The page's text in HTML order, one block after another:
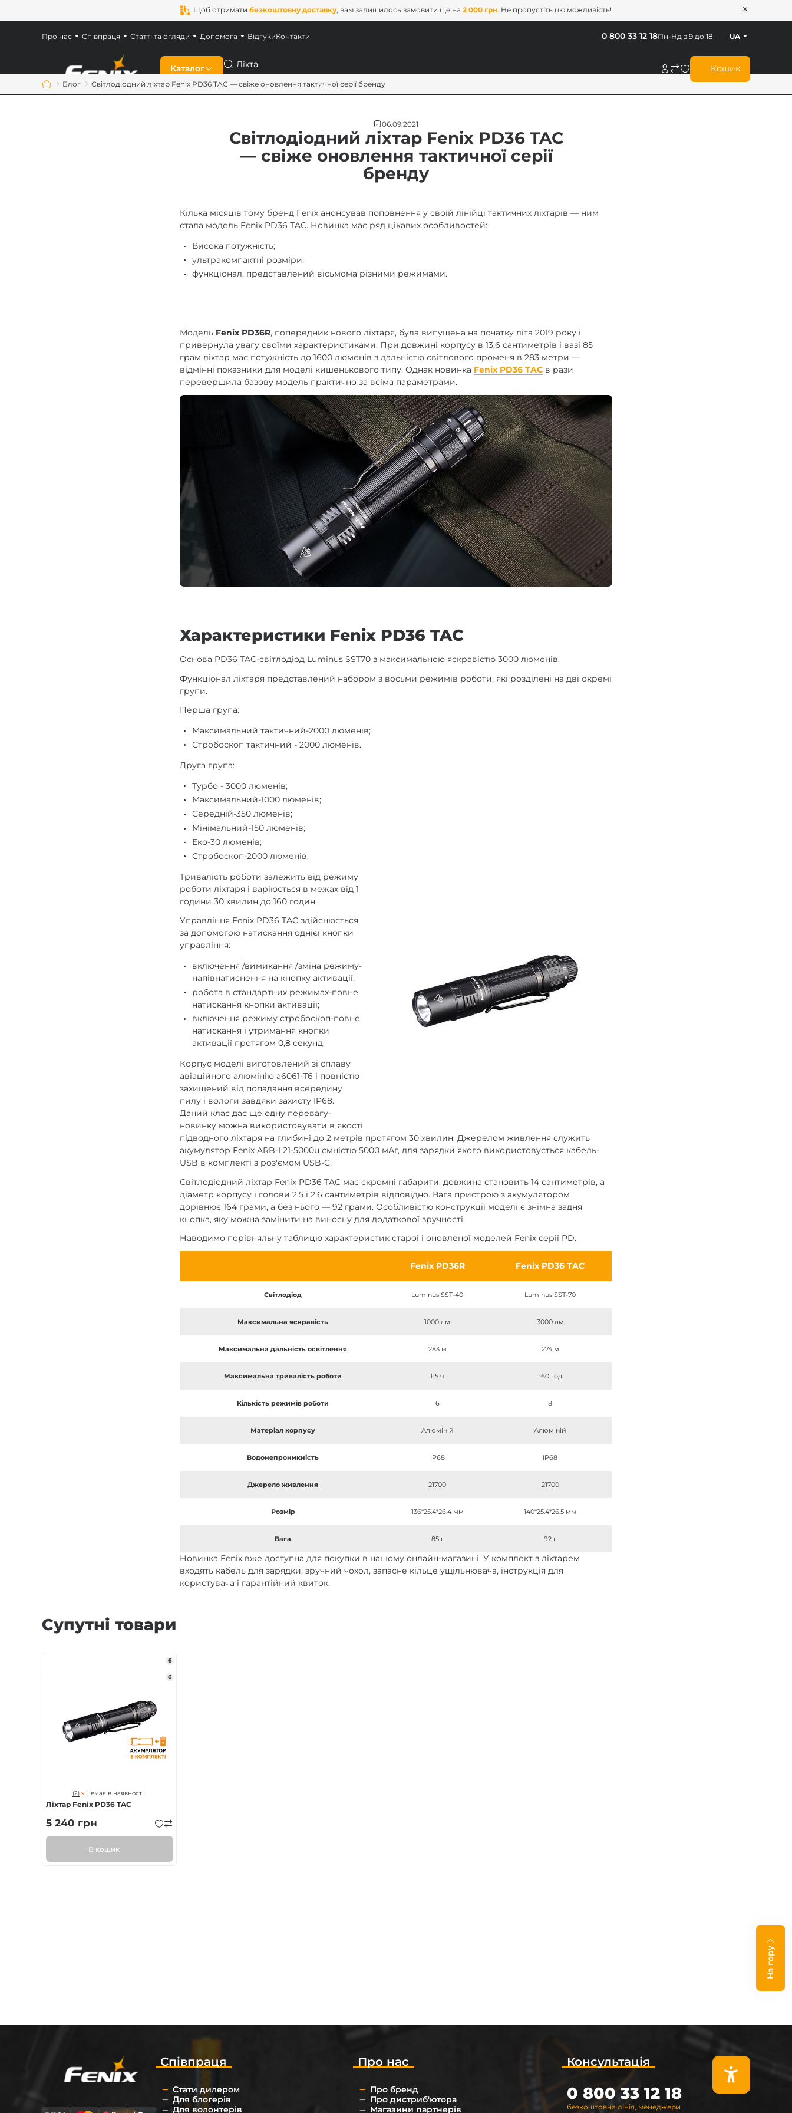
Щоб отриматибезкоштовну доставку, вам залишилось замовити ще на2 000 грн. Не пропустіть цю можливість!
Каталог
Ліхтарі для військових
Акумулятори Fenix
Зарядні пристрої Fenix
Пошук Кошик
Пн-Нд з 9 до 18
0 800 33 12 18 UA
Про нас Співпраця Статті та огляди Допомога ВідгукиКонтакти
Блог Світлодіодний ліхтар Fenix PD36 TAC — свіже оновлення тактичної серії бренду
06.09.2021
Світлодіодний ліхтар Fenix PD36 TAC
— свіже оновлення тактичної серії
бренду
Кілька місяців тому бренд Fenix анонсував поповнення у своїй лінійці тактичних ліхтарів — ним
стала модель Fenix PD36 TAC. Новинка має ряд цікавих особливостей:
Висока потужність;
ультракомпактні розміри;
функціонал, представлений вісьмома різними режимами.
Модель Fenix PD36R, попередник нового ліхтаря, була випущена на початку літа 2019 року і
привернула увагу своїми характеристиками. При довжині корпусу в 13,6 сантиметрів і вазі 85
грам ліхтар має потужність до 1600 люменів з дальністю світлового променя в 283 метри —
відмінні показники для моделі кишенькового типу. Однак новинка Fenix PD36 TAC в рази
перевершила базову модель практично за всіма параметрами.
Характеристики Fenix PD36 TAC
Основа PD36 TAC-світлодіод Luminus SST70 з максимальною яскравістю 3000 люменів.
Функціонал ліхтаря представлений набором з восьми режимів роботи, які розділені на дві окремі
групи.
Перша група:
Максимальний тактичний-2000 люменів;
Стробоскоп тактичний - 2000 люменів.
Друга група:
Турбо - 3000 люменів;
Максимальний-1000 люменів;
Середній-350 люменів;
Мінімальний-150 люменів;
Еко-30 люменів;
Стробоскоп-2000 люменів.
Тривалість роботи залежить від режиму
роботи ліхтаря і варіюється в межах від 1
години 30 хвилин до 160 годин.
Управління Fenix PD36 TAC здійснюється
за допомогою натискання однієї кнопки
управління:
включення /вимикання /зміна режиму-
напівнатиснення на кнопку активації;
робота в стандартних режимах-повне
натискання кнопки активації;
включення режиму стробоскоп-повне
натискання і утримання кнопки
активації протягом 0,8 секунд.
Корпус моделі виготовлений зі сплаву
авіаційного алюмінію а6061-Т6 і повністю
захищений від попадання всередину
пилу і вологи завдяки захисту IP68.
Даний клас дає ще одну перевагу-
новинку можна використовувати в якості
підводного ліхтаря на глибині до 2 метрів протягом 30 хвилин. Джерелом живлення служить
акумулятор Fenix ARB-L21-5000u ємністю 5000 мАг, для зарядки якого використовується кабель-
USB в комплекті з роз'ємом USB-C.
Світлодіодний ліхтар Fenix PD36 TAC має скромні габарити: довжина становить 14 сантиметрів, а
діаметр корпусу і голови 2.5 і 2.6 сантиметрів відповідно. Вага пристрою з акумулятором
дорівнює 164 грами, а без нього — 92 грами. Особливістю конструкції моделі є знімна задня
кнопка, яку можна замінити на виносну для додаткової зручності.
Наводимо порівняльну таблицю характеристик старої і оновленої моделей Fenix серії PD.
Fenix PD36R Fenix PD36 TAC
Світлодіод Luminus SST-40 Luminus SST-70
Максимальна яскравість 1000 лм 3000 лм
Максимальна дальність освітлення 283 м 274 м
Максимальна тривалість роботи 115 ч 160 год
Кількість режимів роботи 6 8
Матеріал корпусу Алюміній Алюміній
Водонепроникність IP68 IP68
Джерело живлення 21700 21700
Розмір 136*25.4*26.4 мм 140*25.4*26.5 мм
Вага 85 г 92 г
Новинка Fenix вже доступна для покупки в нашому онлайн-магазині. У комплект з ліхтарем
входять кабель для зарядки, зручний чохол, запасне кільце ущільнювача, інструкція для
користувача і гарантійний квиток.
Супутні товари
6
6
(2) Немає в наявності
Ліхтар Fenix PD36 TAC
5 240 грн
В кошик
На гору
Про нас
Про бренд
Про дистриб'ютора
Магазини партнерів
Співпраця
Стати дилером
Для блогерів
Для волонтерів
Консультація
безкоштовна лінія, менеджери
0 800 33 12 18